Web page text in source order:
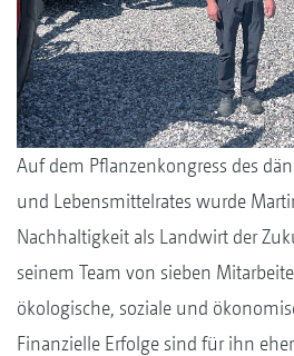
Auf dem Pflanzenkongress des
und Lebensmittelrates wurde
Nachhaltigkeit als Landwirt der
seinem Team von sieben
ökologische, soziale und
Finanzielle Erfolge sind für ihn